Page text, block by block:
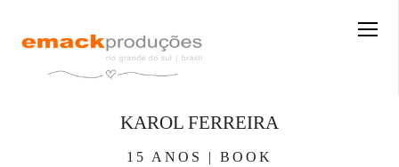
15 ANOS | BOOK
KAROL FERREIRA